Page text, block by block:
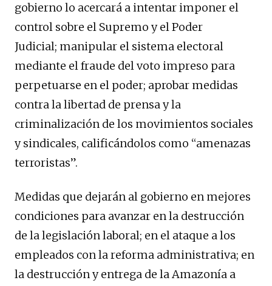
gobierno lo acercará a intentar imponer el
control sobre el Supremo y el Poder
Judicial; manipular el sistema electoral
mediante el fraude del voto impreso para
perpetuarse en el poder; aprobar medidas
contra la libertad de prensa y la
criminalización de los movimientos sociales
y sindicales, calificándolos como “amenazas
terroristas”.
Medidas que dejarán al gobierno en mejores
condiciones para avanzar en la destrucción
de la legislación laboral; en el ataque a los
empleados con la reforma administrativa; en
la destrucción y entrega de la Amazonía a